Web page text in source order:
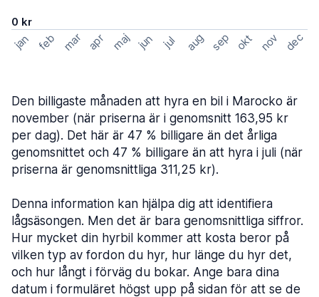
0 kr
jan feb mar apr maj jun jul aug sep okt nov dec
Den billigaste månaden att hyra en bil i Marocko är
november (när priserna är i genomsnitt 163,95 kr
per dag). Det här är 47 % billigare än det årliga
genomsnittet och 47 % billigare än att hyra i juli (när
priserna är genomsnittliga 311,25 kr).
Denna information kan hjälpa dig att identifiera
lågsäsongen. Men det är bara genomsnittliga siffror.
Hur mycket din hyrbil kommer att kosta beror på
vilken typ av fordon du hyr, hur länge du hyr det,
och hur långt i förväg du bokar. Ange bara dina
datum i formuläret högst upp på sidan för att se de